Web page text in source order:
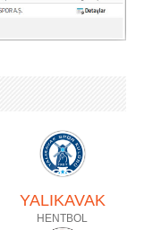
YALIKAVAK
HENTBOL